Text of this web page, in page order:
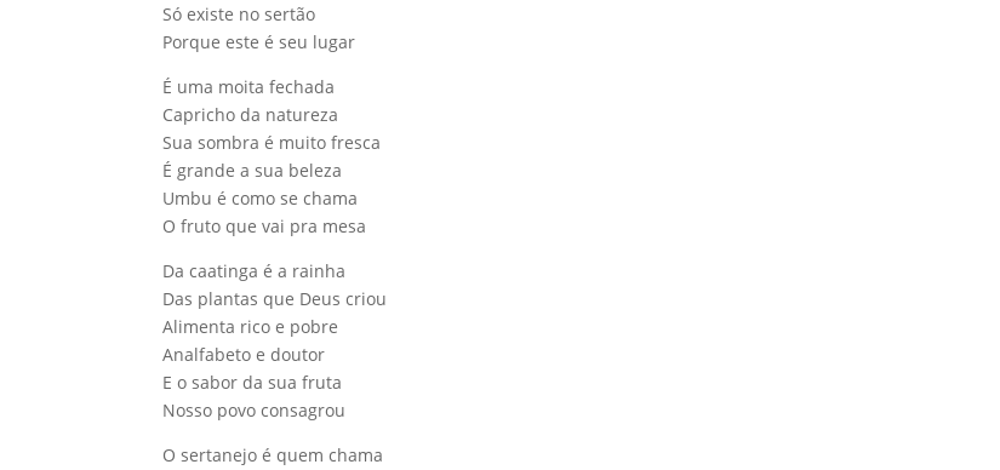
Só existe no sertão
Porque este é seu lugar
É uma moita fechada
Capricho da natureza
Sua sombra é muito fresca
É grande a sua beleza
Umbu é como se chama
O fruto que vai pra mesa
Da caatinga é a rainha
Das plantas que Deus criou
Alimenta rico e pobre
Analfabeto e doutor
E o sabor da sua fruta
Nosso povo consagrou
O sertanejo é quem chama